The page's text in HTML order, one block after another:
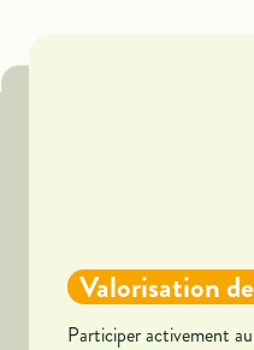
Être mentor signifie consacrer
jeunes motivés désireux de
réorienter.
Votre écoute attentive, vos
Un effet positif sur la
communauté
Le mentorat contribue à bâtir
compétences
Le mentorat dynamise vos
Valorisation
Participer activement